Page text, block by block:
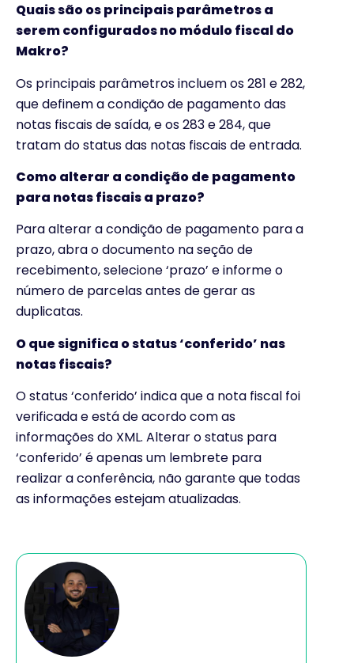
Quais são os principais parâmetros a
serem configurados no módulo fiscal do
Makro?
Os principais parâmetros incluem os 281 e 282,
que definem a condição de pagamento das
notas fiscais de saída, e os 283 e 284, que
tratam do status das notas fiscais de entrada.
Como alterar a condição de pagamento
para notas fiscais a prazo?
Para alterar a condição de pagamento para a
prazo, abra o documento na seção de
recebimento, selecione ‘prazo’ e informe o
número de parcelas antes de gerar as
duplicatas.
O que significa o status ‘conferido’ nas
notas fiscais?
O status ‘conferido’ indica que a nota fiscal foi
verificada e está de acordo com as
informações do XML. Alterar o status para
‘conferido’ é apenas um lembrete para
realizar a conferência, não garante que todas
as informações estejam atualizadas.